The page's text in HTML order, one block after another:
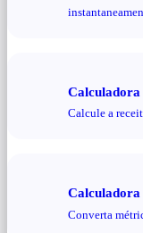
Calcule a
Calculadora
Converta